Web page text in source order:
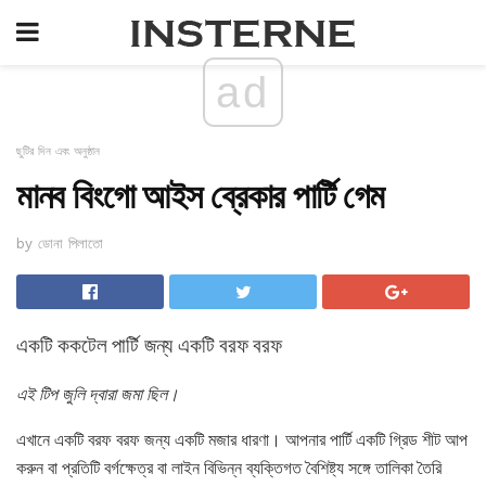
ad
ছুটির দিন এবং অনুষ্ঠান
মানব বিংগো আইস ব্রেকার পার্টি গেম
by ডোনা পিলাতো
একটি ককটেল পার্টি জন্য একটি বরফ বরফ
এই টিপ জুলি দ্বারা জমা ছিল।
এখানে একটি বরফ বরফ জন্য একটি মজার ধারণা। আপনার পার্টি একটি গ্রিড শীট আপ
করুন বা প্রতিটি বর্গক্ষেত্র বা লাইন বিভিন্ন ব্যক্তিগত বৈশিষ্ট্য সঙ্গে তালিকা তৈরি